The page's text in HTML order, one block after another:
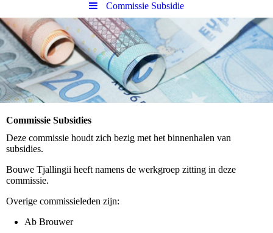
Commissie Subsidie
Commissie Subsidies
Deze commissie houdt zich bezig met het binnenhalen van
subsidies.
Bouwe Tjallingii heeft namens de werkgroep zitting in deze
commissie.
Overige commissieleden zijn:
Ab Brouwer